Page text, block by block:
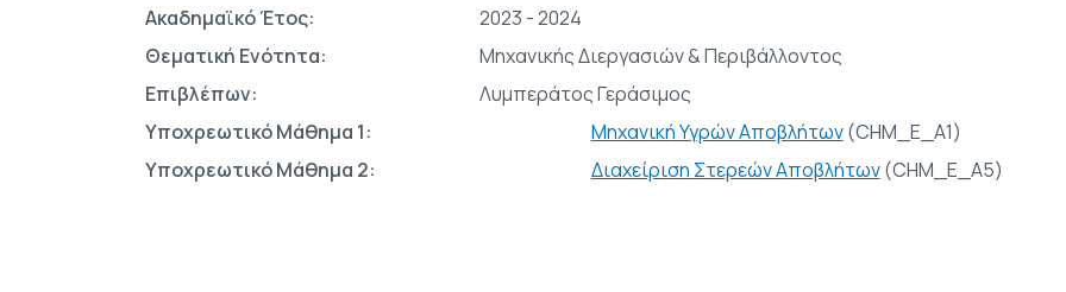
Ακαδημαϊκό Έτος:
2023 - 2024
Θεματική Ενότητα:
Μηχανικής Διεργασιών & Περιβάλλοντος
Επιβλέπων:
Λυμπεράτος Γεράσιμος
Υποχρεωτικό Μάθημα 1:
Μηχανική Υγρών Αποβλήτων(CHM_E_A1)
Υποχρεωτικό Μάθημα 2:
Διαχείριση Στερεών Αποβλήτων(CHM_E_A5)